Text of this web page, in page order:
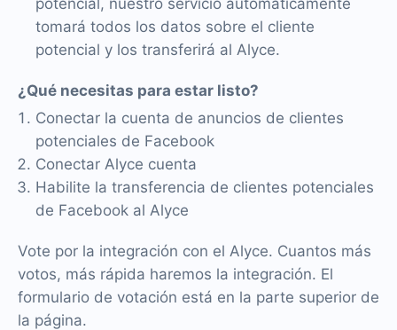
tomará todos los datos sobre el cliente
potencial y los transferirá al Alyce.
¿Qué necesitas para estar listo?
Conectar la cuenta de anuncios de clientes
potenciales de Facebook
Conectar Alyce cuenta
Habilite la transferencia de clientes potenciales
de Facebook al Alyce
Vote por la integración con el Alyce. Cuantos más
votos, más rápida haremos la integración. El
formulario de votación está en la parte superior de
la página.